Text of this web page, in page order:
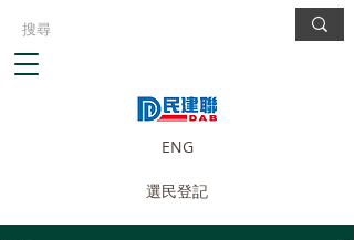
ENG
選民登記